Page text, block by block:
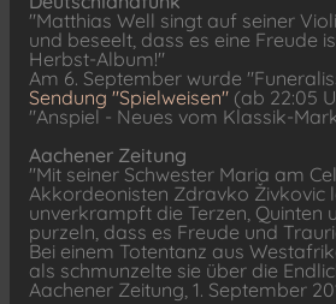
"Matthias Well singt auf seiner
und beseelt, dass es eine Freude
Herbst-Album!"
Am 6. September wurde
Sendung "Spielweisen" (ab 22:05
"Anspiel - Neues vom Klassik-
Aachener Zeitung
"Mit seiner Schwester Maria am
Akkordeonisten Zdravko Živkovic
unverkrampft die Terzen, Quinten
purzeln, dass es Freude und
Bei einem Totentanz aus
als schmunzelte sie über die
Aachener Zeitung, 1. September